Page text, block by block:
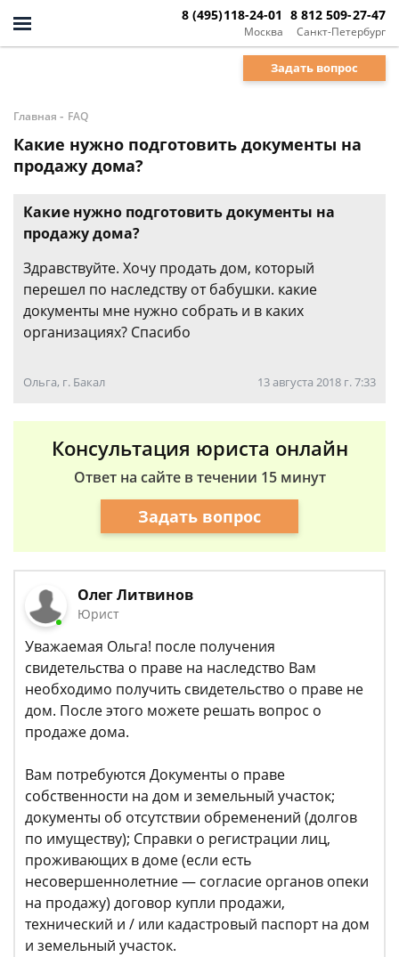
Москва
8 (495)118-24-01
Санкт-Петербург
8 812 509-27-47
Задать вопрос
Главная - FAQ
Какие нужно подготовить документы на
продажу дома?
Какие нужно подготовить документы на
продажу дома?
Здравствуйте. Хочу продать дом, который
перешел по наследству от бабушки. какие
документы мне нужно собрать и в каких
организациях? Спасибо
Ольга, г. Бакал 13 августа 2018 г. 7:33
Консультация юриста онлайн
Ответ на сайте в течении 15 минут
Задать вопрос
Олег Литвинов
Юрист
Уважаемая Ольга! после получения
свидетельства о праве на наследство Вам
необходимо получить свидетельство о праве не
дом. После этого можете решать вопрос о
продаже дома.
Вам потребуются Документы о праве
собственности на дом и земельный участок;
документы об отсутствии обременений (долгов
по имуществу); Справки о регистрации лиц,
проживающих в доме (если есть
несовершеннолетние — согласие органов опеки
на продажу) договор купли продажи,
технический и / или кадастровый паспорт на дом
и земельный участок.